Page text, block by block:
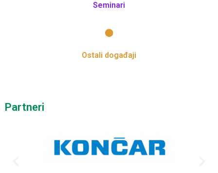
Seminari
Ostali događaji
Partneri